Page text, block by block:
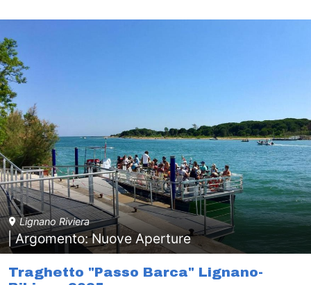
Lignano Riviera
| Argomento: Nuove Aperture
Traghetto "Passo Barca" Lignano-